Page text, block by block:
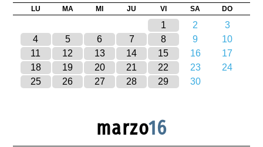
LU MA MI JU VI SA DO
1 2
3
4
5 6 7 8 9
10
11
12 13 14 15 16
17
18
19 20 21 22 23
24
25
26 27 28 29 30
marzo16